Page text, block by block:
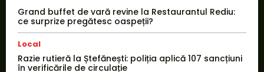
Grand buffet de vară revine la Restaurantul Rediu:
ce surprize pregătesc oaspeții?
Local
Razie rutieră la Ștefănești: poliția aplică 107 sancțiuni
în verificările de circulație